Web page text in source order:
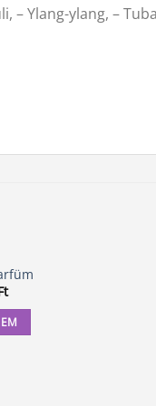
– Ylang-ylang, –
Current
is:
3